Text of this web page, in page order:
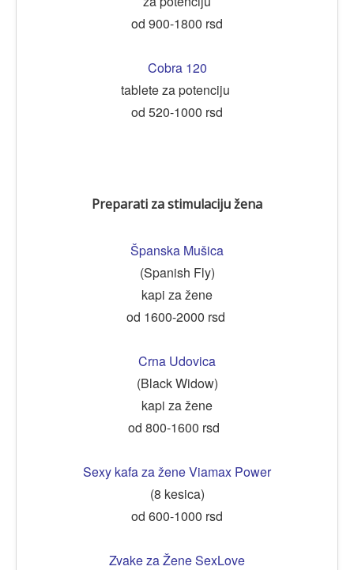
od 900-1800 rsd
Cobra 120
tablete za potenciju
od 520-1000 rsd
Preparati za stimulaciju žena
Španska Mušica
(Spanish Fly)
kapi za žene
od 1600-2000 rsd
Crna Udovica
(Black Widow)
kapi za žene
od 800-1600 rsd
Sexy kafa za žene Viamax Power
(8 kesica)
od 600-1000 rsd
Zvake za Žene SexLove